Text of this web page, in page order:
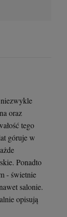
oraz
tego
góruje w
Ponadto
- świetnie
salonie.
opisują